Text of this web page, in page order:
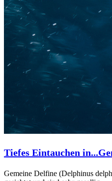
Tiefes Eintauchen
Gemeine Delfine (Delphinus